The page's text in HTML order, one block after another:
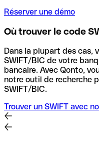
Réserver une démo
Où trouver le code
Dans la plupart des cas,
SWIFT/BIC de votre
bancaire. Avec Qonto,
notre outil de recherche
SWIFT/BIC.
Trouver un SWIFT avec